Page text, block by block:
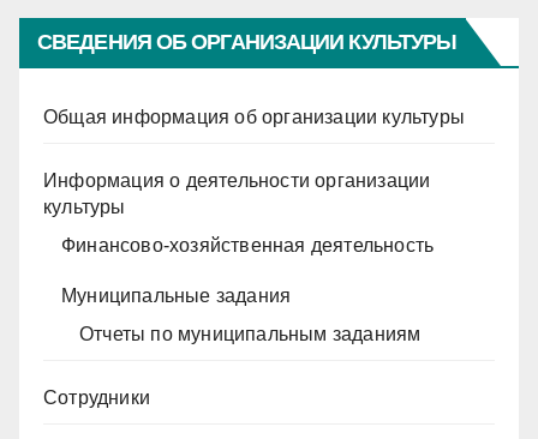
СВЕДЕНИЯ ОБ ОРГАНИЗАЦИИ КУЛЬТУРЫ
Общая информация об организации культуры
Информация о деятельности организации
культуры
Финансово-хозяйственная деятельность
Муниципальные задания
Отчеты по муниципальным заданиям
Сотрудники